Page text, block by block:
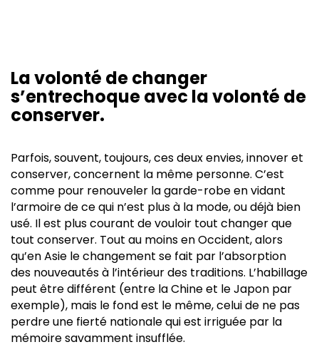
La volonté de changer
s’entrechoque avec la volonté de
conserver.
Parfois, souvent, toujours, ces deux envies, innover et
conserver, concernent la même personne. C’est
comme pour renouveler la garde-robe en vidant
l’armoire de ce qui n’est plus à la mode, ou déjà bien
usé. Il est plus courant de vouloir tout changer que
tout conserver. Tout au moins en Occident, alors
qu’en Asie le changement se fait par l’absorption
des nouveautés à l’intérieur des traditions. L’habillage
peut être différent (entre la Chine et le Japon par
exemple), mais le fond est le même, celui de ne pas
perdre une fierté nationale qui est irriguée par la
mémoire savamment insufflée.